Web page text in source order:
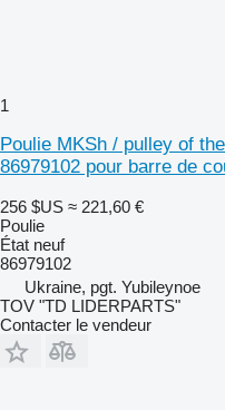
1
Poulie MKSh / pulley of
86979102 pour barre de
256 $US ≈ 221,60 €
Poulie
État neuf
86979102
Ukraine, pgt. Yubileynoe
TOV "TD LIDERPARTS"
Contacter le vendeur